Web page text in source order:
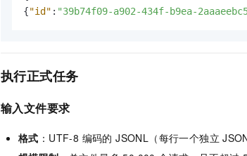
{"id" : "39b74f09-a902-434f-b9ea-
执行正式任务
输入文件要求
格式 ：UTF-8 编码的 JSONL（每行一个独立